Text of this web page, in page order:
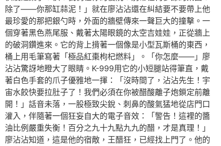
除了——你那缸蒜泥！」就在廖沾沾還在糾結要不要帶上他
最珍愛的那把銀勺時，外面的牆壁傳來一聲巨大的撞擊。一
個穿著黑色燕尾服、戴著太陽眼鏡的太空吉娃娃，正從牆上
的破洞鑽進來。它的背上揹著一個像是小型瓦斯桶的東西，
桶上用毛筆寫著「極品紅棗枸杞燃料」。「你怎麼——」廖
沾沾驚訝地瞪大了眼睛。K-999用它的小短腿站得筆直，戴
著白色手套的爪子優雅地一揮：「沒時間了，沾沾先生！宇
宙水餃快要拉肚子了！我們必須在你被醋酸離子炮鎖定前離
開！」話音未落，一股極致尖銳、刺鼻的酸氣猛地從店門口
灌入，伴隨著一個狂妄自大的電子音效：「警告！這裡的醬
油比例嚴重失衡！百分之九十九點九九的醋，才是真理！」
廖沾沾知道，這是他的宿敵，王醋狂，已經找上門了。他的